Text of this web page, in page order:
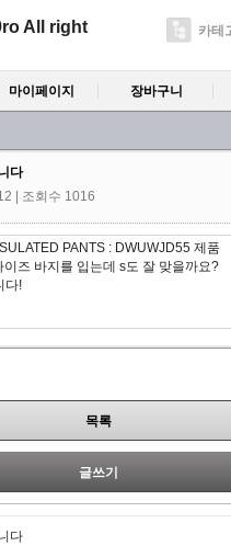
All right
카테
마이페이지 장바구니
다
| 조회수 1016
PANTS : DWUWJD55 제품
즈 바지를 입는데 s도 잘 맞을까요?
다!
목록
글쓰기
다